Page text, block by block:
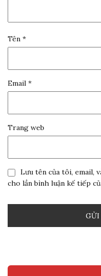
Tên *
Email *
Trang web
Lưu tên của tôi, email,
cho lần bình luận kế tiếp